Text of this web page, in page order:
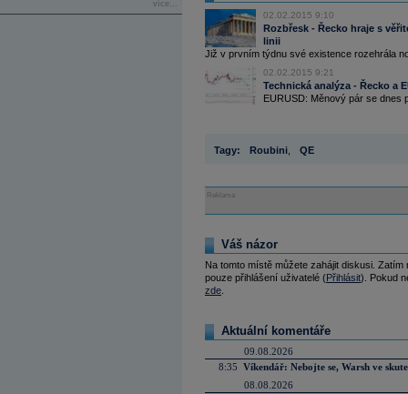
více...
02.02.2015 9:10
Rozbřesk - Řecko hraje s
linii
Již v prvním týdnu své existence rozehrála
02.02.2015 9:21
Technická analýza - Řecko a
EURUSD: Měnový pár se dnes
Tagy: Roubini QE
Reklama
Váš názor
Na tomto místě můžete zahájit diskusi.
pouze přihlášení uživatelé (Přihlásit). Pokud
zde
Aktuální komentáře
09.08.2026
8:35 Víkendář: Nebojte se, Warsh ve
08.08.2026